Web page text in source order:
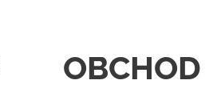
OBCHOD